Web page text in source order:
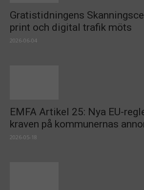
Gratistidningens
print och digital trafik möts
2026-06-04
EMFA Artikel 25: Nya EU-
kraven på kommunernas
2026-05-18